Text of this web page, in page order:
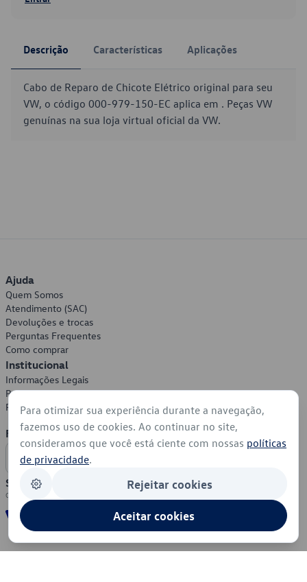
Descrição Características Aplicações
Cabo de Reparo de Chicote Elétrico original para seu
VW, o código 000-979-150-EC aplica em . Peças VW
genuínas na sua loja virtual oficial da VW.
Ajuda
Quem Somos
Atendimento (SAC)
Devoluções e trocas
Perguntas Frequentes
Como comprar
Institucional
Informações Legais
Política de Privacidade
Política de Cookies
Formas de Pagamento
Segurança
Para otimizar sua experiência durante a navegação,
fazemos uso de cookies. Ao continuar no site,
consideramos que você está ciente com nossas políticas
de privacidade.
Rejeitar cookies
Aceitar cookies